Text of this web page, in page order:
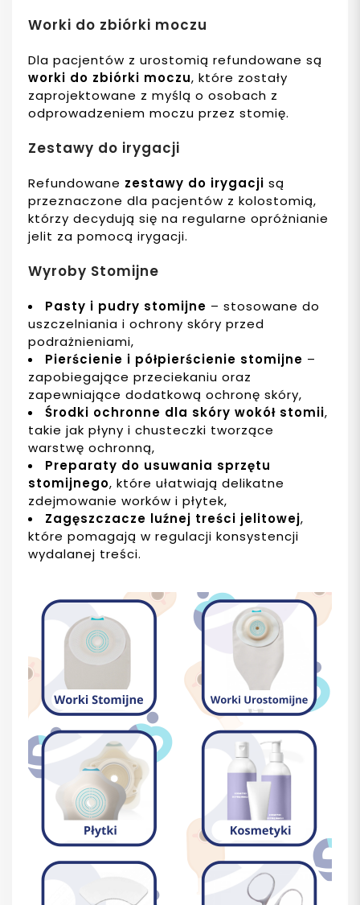
Worki do zbiórki moczu
Dla pacjentów z urostomią refundowane są
worki do zbiórki moczu, które zostały
zaprojektowane z myślą o osobach z
odprowadzeniem moczu przez stomię.
Zestawy do irygacji
Refundowane zestawy do irygacji są
przeznaczone dla pacjentów z kolostomią,
którzy decydują się na regularne opróżnianie
jelit za pomocą irygacji.
Wyroby Stomijne
Pasty i pudry stomijne – stosowane do
uszczelniania i ochrony skóry przed
podrażnieniami,
Pierścienie i półpierścienie stomijne –
zapobiegające przeciekaniu oraz
zapewniające dodatkową ochronę skóry,
Środki ochronne dla skóry wokół stomii,
takie jak płyny i chusteczki tworzące
warstwę ochronną,
Preparaty do usuwania sprzętu
stomijnego, które ułatwiają delikatne
zdejmowanie worków i płytek,
Zagęszczacze luźnej treści jelitowej,
które pomagają w regulacji konsystencji
wydalanej treści.